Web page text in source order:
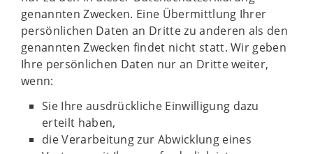
genannten Zwecken. Eine Übermittlung Ihrer
persönlichen Daten an Dritte zu anderen als den
genannten Zwecken findet nicht statt. Wir geben
Ihre persönlichen Daten nur an Dritte weiter,
wenn:
Sie Ihre ausdrückliche Einwilligung dazu
erteilt haben,
die Verarbeitung zur Abwicklung eines